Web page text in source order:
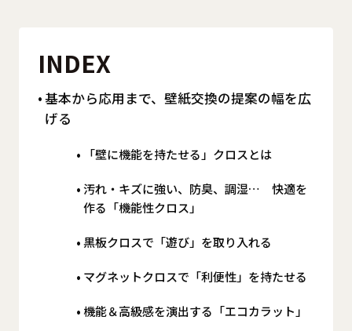
INDEX
基本から応用まで、壁紙交換の提案の幅を広
げる
「壁に機能を持たせる」クロスとは
汚れ・キズに強い、防臭、調湿… 快適を
作る「機能性クロス」
黒板クロスで「遊び」を取り入れる
マグネットクロスで「利便性」を持たせる
機能＆高級感を演出する「エコカラット」